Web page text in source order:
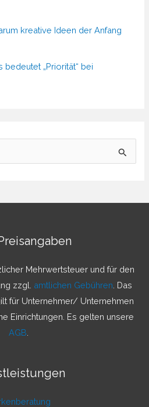
kreative Ideen der Anfang
bedeutet „Priorität“ bei
Mehrwertsteuer und für den
zzgl. amtlichen Gebühren . Das
für Unternehmer/ Unternehmen
Einrichtungen. Es gelten unsere
AGB